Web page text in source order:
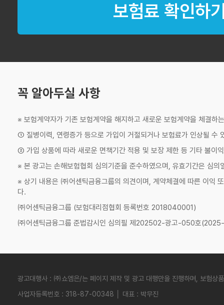
보험료 확인하
꼭 알아두실 사항
※ 보험계약자가 기존 보험계약을 해지하고 새로운 보험계약을 체결하
① 질병이력, 연령증가 등으로 가입이 거절되거나 보험료가 인상될 수
② 가입 상품에 따라 새로운 면책기간 적용 및 보장 제한 등 기타 불이
※ 본 광고는 손해보험협회 심의기준을 준수하였으며, 유효기간은 심의
※ 상기 내용은 ㈜어센틱금융그룹의 의견이며, 계약체결에 따른 이익
다.
㈜어센틱금융그룹 (보험대리점협회 등록번호 2018040001)
㈜어센틱금융그룹 준법감시인 심의필 제202502-광고-050호
광고대행사 : ㈜쇼엠은/는 페이지 제작 및 광고 대행만을 진행하며, 보험상
사업자등록번호 : 318-87-00348 │ 대표 : 박무진